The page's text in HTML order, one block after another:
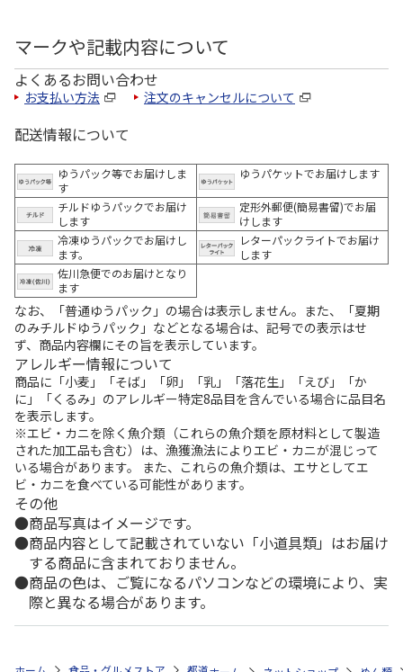
マークや記載内容について
よくあるお問い合わせ
お支払い方法 注文のキャンセルについて
配送情報について
ゆうパック等でお届けしま
す
ゆうパケットでお届けします
チルドゆうパックでお届け
します
定形外郵便(簡易書留)でお届
けします
冷凍ゆうパックでお届けし
ます。
レターパックライトでお届け
します
佐川急便でのお届けとなり
ます
なお、「普通ゆうパック」の場合は表示しません。また、「夏期
のみチルドゆうパック」などとなる場合は、記号での表示はせ
ず、商品内容欄にその旨を表示しています。
アレルギー情報について
商品に「小麦」「そば」「卵」「乳」「落花生」「えび」「か
に」「くるみ」のアレルギー特定8品目を含んでいる場合に品目名
を表示します。
※エビ・カニを除く魚介類（これらの魚介類を原材料として製造
された加工品も含む）は、漁獲漁法によりエビ・カニが混じって
いる場合があります。 また、これらの魚介類は、エサとしてエ
ビ・カニを食べている可能性があります。
その他
商品写真はイメージです。
商品内容として記載されていない「小道具類」はお届け
する商品に含まれておりません。
商品の色は、ご覧になるパソコンなどの環境により、実
際と異なる場合があります。